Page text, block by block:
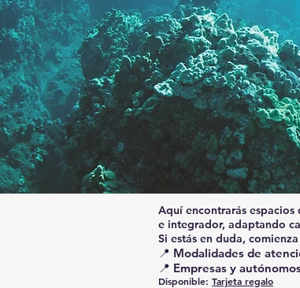
Aquí encontrarás
e integrador, adaptando
Si estás en duda,
📍 Modalidades de
📍 Empresas y
Disponible: Tarjeta regalo